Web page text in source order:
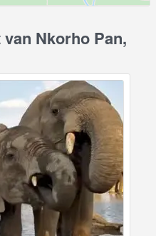
Nkorho Pan,